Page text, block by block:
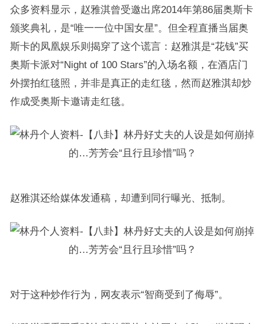
众多资料显示，赵雅淇曾受邀出席2014年第86届奥斯卡
颁奖典礼，是“唯一一位中国女星”。但全程直播当届奥
斯卡的凤凰娱乐则揭穿了这个谎言：赵雅淇是“花钱”买
奥斯卡派对“Night of 100 Stars”的入场名额，在酒店门
外摆拍红毯照，并非是真正的走红毯，然而赵雅淇却炒
作成受奥斯卡邀请走红毯。
赵雅淇还给媒体发通稿，却遭到同行曝光、抵制。
对于这种炒作行为，网友表示“智商受到了侮辱”。